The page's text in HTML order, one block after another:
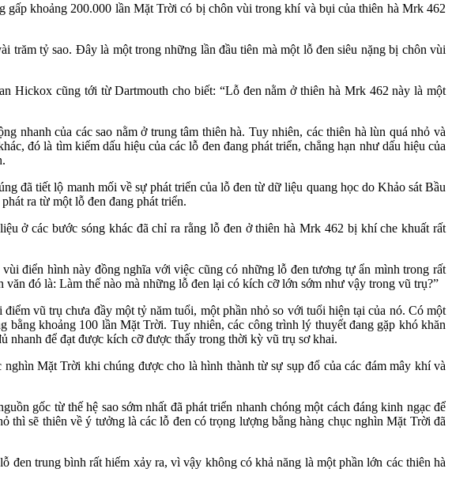
khoảng 200.000 lần Mặt Trời có bị chôn vùi trong khí và bụi của thiên hà Mrk 462
tỷ sao. Đây là một trong những lần đầu tiên mà một lỗ đen siêu nặng bị chôn vùi
Hickox cũng tới từ Dartmouth cho biết: “Lỗ đen nằm ở thiên hà Mrk 462 này là một
nhanh của các sao nằm ở trung tâm thiên hà. Tuy nhiên, các thiên hà lùn quá nhỏ và
đó là tìm kiếm dấu hiệu của các lỗ đen đang phát triển, chẳng hạn như dấu hiệu của
đã tiết lộ manh mối về sự phát triển của lỗ đen từ dữ liệu quang học do Khảo sát Bầu
ra từ một lỗ đen đang phát triển.
ở các bước sóng khác đã chỉ ra rằng lỗ đen ở thiên hà Mrk 462 bị khí che khuất rất
điển hình này đồng nghĩa với việc cũng có những lỗ đen tương tự ẩn mình trong rất
đó là: Làm thế nào mà những lỗ đen lại có kích cỡ lớn sớm như vậy trong vũ trụ?”
vũ trụ chưa đầy một tỷ năm tuổi, một phần nhỏ so với tuổi hiện tại của nó. Có một
khoảng 100 lần Mặt Trời. Tuy nhiên, các công trình lý thuyết đang gặp khó khăn
nhanh để đạt được kích cỡ được thấy trong thời kỳ vũ trụ sơ khai.
Mặt Trời khi chúng được cho là hình thành từ sự sụp đổ của các đám mây khí và
gốc từ thế hệ sao sớm nhất đã phát triển nhanh chóng một cách đáng kinh ngạc để
sẽ thiên về ý tưởng là các lỗ đen có trọng lượng bằng hàng chục nghìn Mặt Trời đã
trung bình rất hiếm xảy ra, vì vậy không có khả năng là một phần lớn các thiên hà